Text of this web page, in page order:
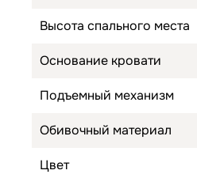
Высота спального места
Основание кровати
Подъемный механизм
Обивочный материал
Цвет